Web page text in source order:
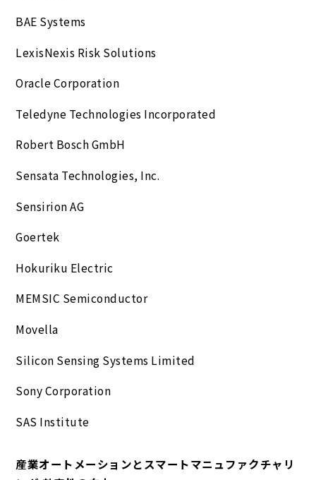
BAE Systems
LexisNexis Risk Solutions
Oracle Corporation
Teledyne Technologies Incorporated
Robert Bosch GmbH
Sensata Technologies, Inc.
Sensirion AG
Goertek
Hokuriku Electric
MEMSIC Semiconductor
Movella
Silicon Sensing Systems Limited
Sony Corporation
SAS Institute
産業オートメーションとスマートマニュファクチャリ